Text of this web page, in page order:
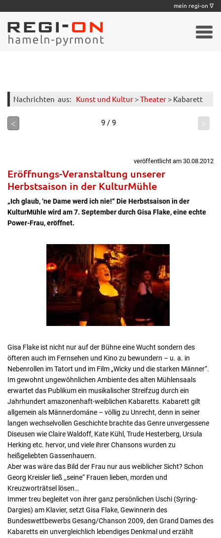
Nachrichten aus: Kunst und Kultur >Theater > Kabarett
< 9 / 9 >
veröffentlicht am 30.08.2012
Eröffnungs-Veranstaltung unserer
Herbstsaison in der KulturMühle
„Ich glaub, ‘ne Dame werd ich nie!“ Die Herbstsaison in der
KulturMühle wird am 7. September durch Gisa Flake, eine echte
Power-Frau, eröffnet.
Gisa Flake ist nicht nur auf der Bühne eine Wucht sondern des
öfteren auch im Fernsehen und Kino zu bewundern – u. a. in
Nebenrollen im Tatort und im Film „Wicky und die starken Männer“.
Im gewohnt ungewöhnlichen Ambiente des alten Mühlensaals
erwartet das Publikum ein musikalischer Streifzug durch ein
Jahrhundert amazonenhaft-weiblichen Kabaretts. Kabarett gilt
allgemein als Männerdomäne – völlig zu Unrecht, denn in seiner
langen wechselvollen Geschichte brachte das Genre unvergessene
Diseusen wie Claire Waldoff, Kate Kühl, Trude Hesterberg, Ursula
Herking etc. hervor, und viele ihrer Chansons wurden zu
heißgeliebten Gassenhauern.
Aber was wäre das Bild der Frau nur aus weiblicher Sicht? Schon
Georg Kreisler ließ ,,seine“ Frauen lieben, morden und
Kreuzworträtsel lösen…
Immer treu begleitet von ihrer ganz persönlichen Uschi (Syring-
Dargies) am Klavier, setzt Gisa Flake, Gewinnerin des
Bundeswettbewerbs Gesang/Chanson 2009, den Grand Dames des
Kabaretts ein unvergleichlich lebendiges Denkmal und erzählt
mein regi-on ∇